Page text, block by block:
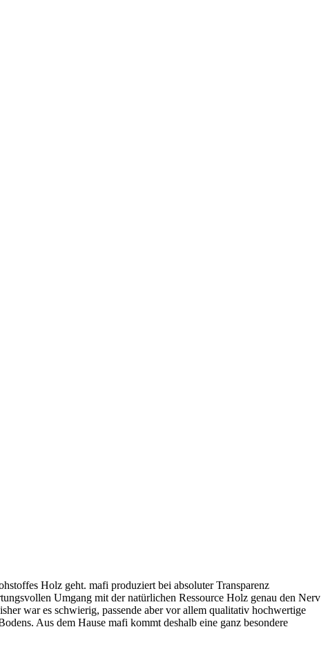
Holz geht. mafi produziert bei absoluter Transparenz
Umgang mit der natürlichen Ressource Holz genau den Nerv
war es schwierig, passende aber vor allem qualitativ hochwertige
Aus dem Hause mafi kommt deshalb eine ganz besondere